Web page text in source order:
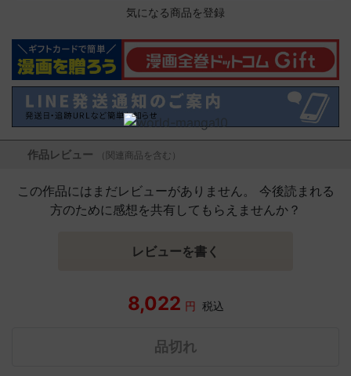
気になる商品を登録
作品レビュー （関連商品を含む）
この作品にはまだレビューがありません。 今後読まれる
方のために感想を共有してもらえませんか？
レビューを書く
8,022 円 税込
品切れ